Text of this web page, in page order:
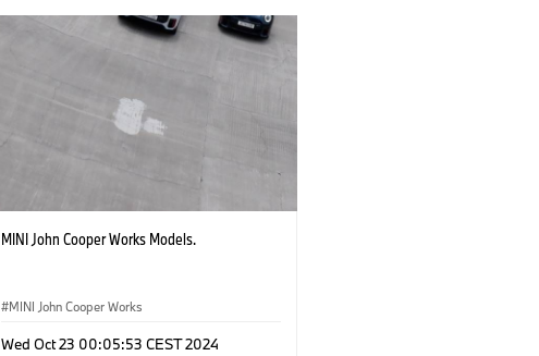
MINI John Cooper Works Models.
MINI John Cooper Works
Wed Oct 23 00:05:53 CEST 2024